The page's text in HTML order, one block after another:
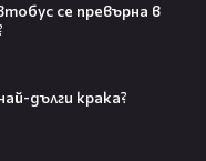
се превърна в
дълги крака?
за мен?“: Фен